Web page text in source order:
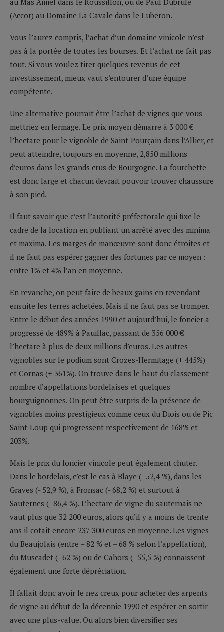
(Accor) au Domaine La Cavale dans le Luberon.
Vous l’aurez compris, l’achat d’un domaine vinicole n’est
pas à la portée de toutes les bourses. Et l’achat ne fait pas
tout. Si vous voulez tirer quelques revenus de cet
investissement, mieux vaut s’entourer d’une équipe
compétente.
Une alternative pourrait être l’achat de vignes que vous
mettriez en fermage. Le prix moyen démarre à 3 000 €
l’hectare pour le vignoble de Saint-Pourçain dans l’Allier, et
peut atteindre, toujours en moyenne, 2,850 millions
d’euros dans les grands crus de Bourgogne. La fourchette
est donc large et chacun devrait pouvoir trouver chaussure
à son pied.
Il faut savoir que c’est l’autorité préfectorale qui fixe le
cadre de la location en publiant un arrêté avec des minima
et maxima. Les marges de manœuvre sont donc étroites et
il ne faut pas espérer gagner des fortunes par ce moyen :
entre 1% et 4% l’an en moyenne.
En revanche, on peut faire de beaux gains en revendant
ensuite les terres achetées. Mais il ne faut pas se tromper.
Entre le début des années 1990 et aujourd’hui, le foncier a
progressé de 489% à Pauillac, passant de 356 000 €
l’hectare à plus de deux millions d’euros. Les autres
vignobles sur le podium sont Crozes-Hermitage (+ 445%)
et Cornas (+ 361%). On trouve dans le haut du classement
nombre d’appellations bordelaises et quelques
bourguignonnes. On peut être surpris de la présence de
vignobles moins prestigieux comme ceux du Diois ou de Pic
Saint-Loup qui progressent respectivement de 168% et
203%.
Mais le prix du foncier vinicole peut également chuter.
Dans le bordelais, c’est le cas à Blaye (- 52,4 %), dans les
Graves (- 52,9 %), à Fronsac (- 68,2 %) et surtout à
Sauternes (- 86,4 %). L’hectare de vigne du sauternais ne
vaut plus que 32 200 euros, alors qu’il y a moins de trente
ans il cotait encore 237 300 euros en moyenne. Les vignes
du Beaujolais (entre – 82 % et – 68 % selon l’appellation),
du Muscadet (- 62 %) ou de Cahors (- 55,5 %) connaissent
également une forte dépréciation.
Il fallait donc avoir le nez creux pour acheter des arpents
de vigne au début de la décennie 1990 et espérer en sortir
avec une plus-value. Ou alors bien diversifier ses